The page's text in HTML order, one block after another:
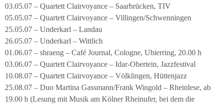
03.05.07 – Quartett Clairvoyance – Saarbrücken, TIV
05.05.07 – Quartett Clairvoyance – Villingen/Schwenningen
25.05.07 – Underkarl – Landau
26.05.07 – Underkarl – Wittlich
01.06.07 – shraeng – Café Journal, Cologne, Ubierring, 20.00 h
03.06.07 – Quartett Clairvoyance – Idar-Obertein, Jazzfestival
10.08.07 – Quartett Clairvoyance – Völklingen, Hüttenjazz
25.08.07 – Duo Martina Gassmann/Frank Wingold – Rheinlese, ab
19.00 h (Lesung mit Musik am Kölner Rheinufer, bei dem die